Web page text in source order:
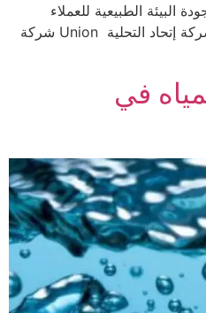
الطبيعية للعملاء
والمجتمع. شركة إتحاد التحلية شركة إتحاد التحلية Union شركة
في